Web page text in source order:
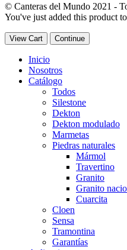
© Canteras del Mundo 2021 -
You've just added this product
View Cart Continue
Inicio
Nosotros
Catálogo
Todos
Silestone
Dekton
Dekton modulado
Marmetas
Piedras naturales
Mármol
Travertino
Granito
Granito
Cuarcita
Cloen
Sensa
Tramontina
Garantías